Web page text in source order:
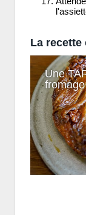
La recette
Une